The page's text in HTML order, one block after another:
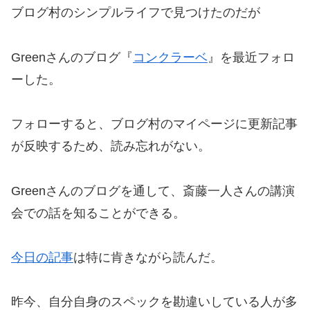
ブログ村のシンプルライフで見つけたのだが
Greenさんのブログ『 コンクラーベ 』を最近フォロ
ーした。
フォローすると、ブログ村のマイページに更新記事
が反映するため、読み忘れがない。
Greenさんのブログを通して、 斎藤一人さんの講演
会での話を知ることができる。
今日の記事は特に肯きながら読んだ。
昨今、自分自身のスペックを勘違いしている人が多